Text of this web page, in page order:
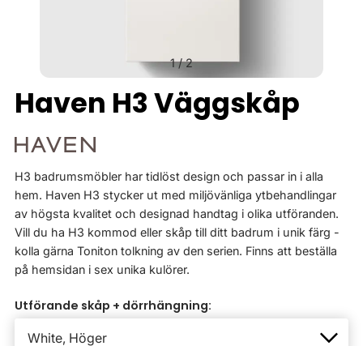
1/2
Haven H3 Väggskåp
H3 badrumsmöbler har tidlöst design och passar in i alla
hem. Haven H3 stycker ut med miljövänliga ytbehandlingar
av högsta kvalitet och designad handtag i olika utföranden.
Vill du ha H3 kommod eller skåp till ditt badrum i unik färg -
kolla gärna Toniton tolkning av den serien. Finns att beställa
på hemsidan i sex unika kulörer.
Utförande skåp + dörrhängning: